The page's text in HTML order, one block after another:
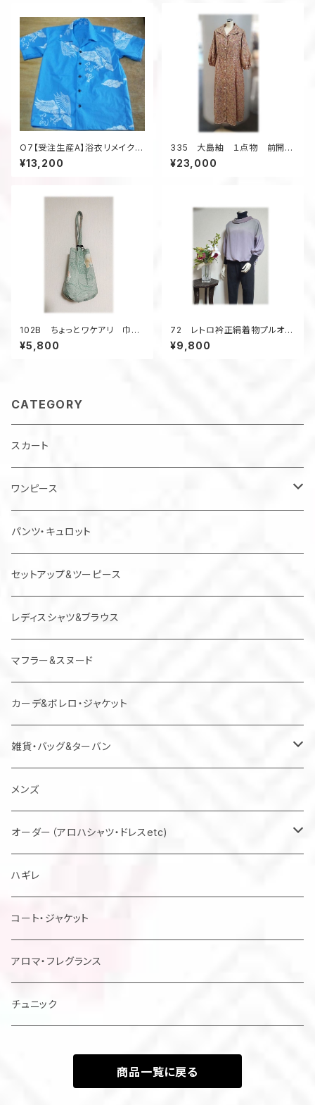
O7【受注生産A】浴衣リメイクア
ロハシャツレギュラーオーダー
¥13,200
335 大島紬 １点物 前開き
ワンピース 抜き衿 デッドスト
ック着物地 昭和レトロ 正
¥23,000
102B ちょっとワケアリ 巾
着 トート バケツ型 大島紬
リメイク 春色 亀甲柄 ウッ
¥5,800
72 レトロ衿正絹着物プルオー
バーブラウス（紫系／グリーン系
グラデ―ション）
¥9,800
CATEGORY
スカート
ワンピース
チュニック
ジャンパースカート
パンツ・キュロット
セットアップ&ツーピース
レディスシャツ&ブラウス
マフラー&スヌード
カーデ&ボレロ・ジャケット
雑貨・バッグ&ターバン
バッグ
マスク
メンズ
オーダー（アロハシャツ・ドレスetc)
メンズアロハシャツ他
レディスドレス・シャツ他
ハギレ
コート・ジャケット
アロマ・フレグランス
チュニック
商品一覧に戻る